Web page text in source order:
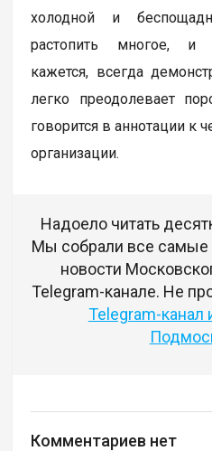
холодной и
растопить многое, и
кажется, всегда
легко преодолевает
говорится в аннотации к
организации.
Надоело читать
Мы собрали все
новости
Telegram-канале. Не
Telegram-канал
Комментариев нет